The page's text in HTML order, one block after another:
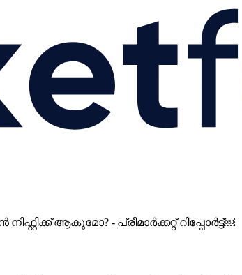
ആകുമോ? - പ്രീമാർക്കറ്റ് റിപ്പോർട്ട്￼